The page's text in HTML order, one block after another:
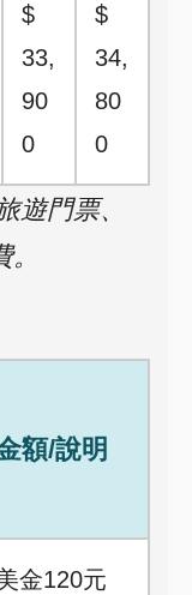
$
33,
90
0
$
34,
80
0
門票、
額/說明
金120元